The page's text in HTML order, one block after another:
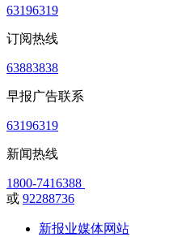
63196319
订阅热线
63883838
早报广告联系
63196319
新闻热线
1800-7416388
或 92288736
新报业媒体网站